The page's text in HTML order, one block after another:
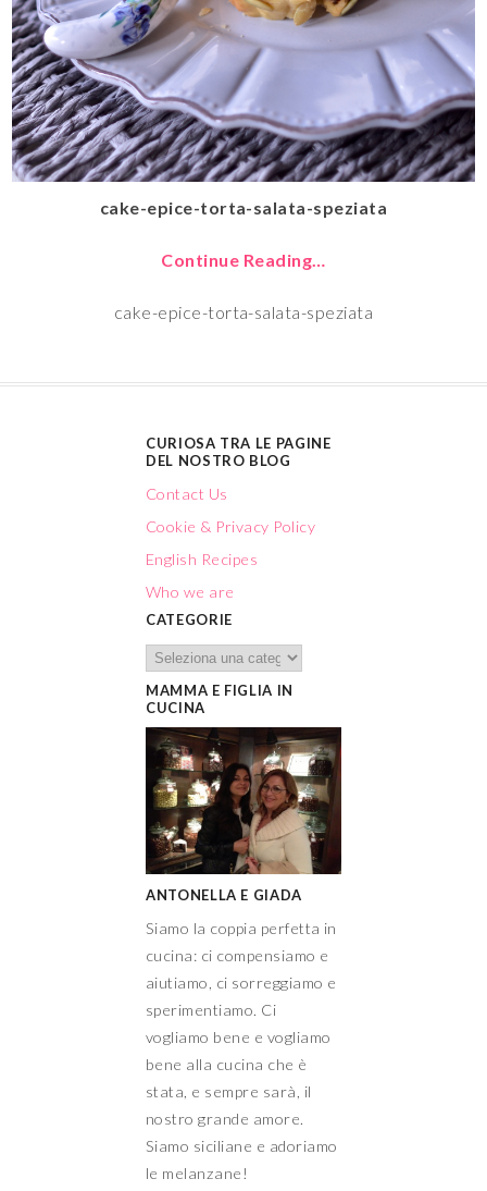
cake-epice-torta-salata-speziata
Continue Reading…
cake-epice-torta-salata-speziata
CURIOSA TRA LE PAGINE
DEL NOSTRO BLOG
Contact Us
Cookie & Privacy Policy
English Recipes
Who we are
CATEGORIE
MAMMA E FIGLIA IN
CUCINA
ANTONELLA E GIADA
Siamo la coppia perfetta in
cucina: ci compensiamo e
aiutiamo, ci sorreggiamo e
sperimentiamo. Ci
vogliamo bene e vogliamo
bene alla cucina che è
stata, e sempre sarà, il
nostro grande amore.
Siamo siciliane e adoriamo
le melanzane!